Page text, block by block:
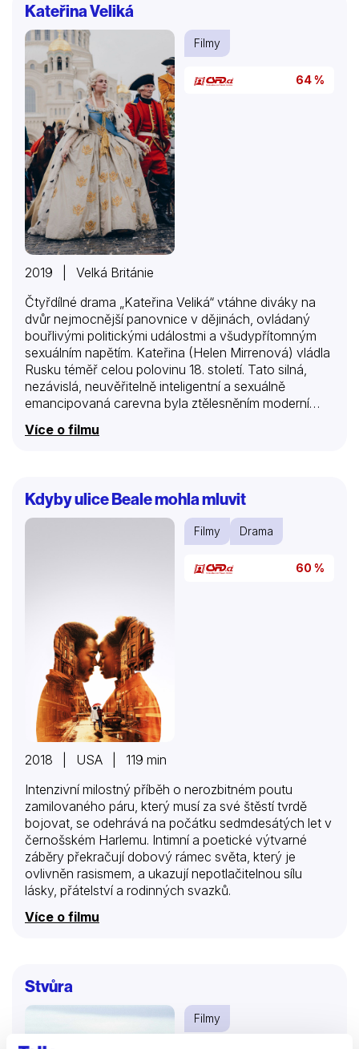
objeví skutečnou příčinu nemoci. Pomůže jí krůček po
krůčku vyléčit se a začít znovu žít jako plnohodnotný
člověk.
Kateřina Veliká
Filmy
64 %
2019 | Velká Británie
Čtyřdílné drama „Kateřina Veliká“ vtáhne diváky na
dvůr nejmocnější panovnice v dějinách, ovládaný
bouřlivými politickými událostmi a všudypřítomným
sexuálním napětím. Kateřina (Helen Mirrenová) vládla
Rusku téměř celou polovinu 18. století. Tato silná,
nezávislá, neuvěřitelně inteligentní a sexuálně
emancipovaná carevna byla ztělesněním moderní
vladařského života, kdy udržovala vášnivý poměr s
oficiálně vzít a byli proslulí svojí promiskuitou, zrodil se
mezi nimi jedinečný a oddaný vztah. Společně
přemohli své protivníky a postavili základy
Více o filmu
Kdyby ulice Beale mohla mluvit
Filmy Drama
60 %
2018 | USA | 119 min
Intenzivní milostný příběh o nerozbitném poutu
zamilovaného páru, který musí za své štěstí tvrdě
bojovat, se odehrává na počátku sedmdesátých let v
černošském Harlemu. Intimní a poetické výtvarné
záběry překračují dobový rámec světa, který je
ovlivněn rasismem, a ukazují nepotlačitelnou sílu
lásky, přátelství a rodinných svazků.
Více o filmu
Stvůra
Filmy